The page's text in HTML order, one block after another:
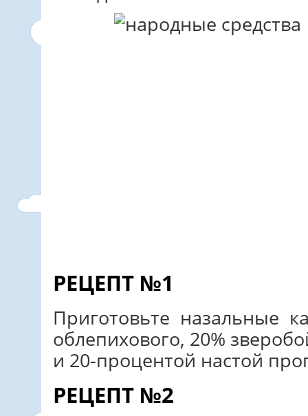
РЕЦЕПТ №1
Приготовьте назальные
облепихового, 20%
и 20-процентой настой
РЕЦЕПТ №2